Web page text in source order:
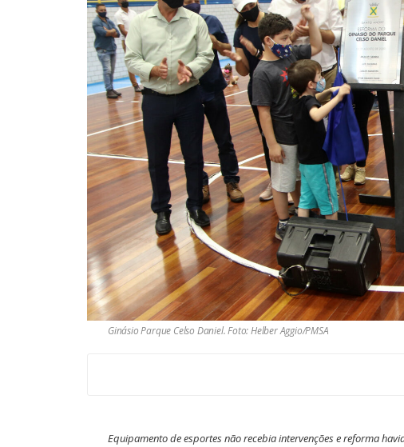
Ginásio Parque Celso Daniel. Foto: Helber Aggio/PMSA
Equipamento de esportes não recebia intervenções e reforma